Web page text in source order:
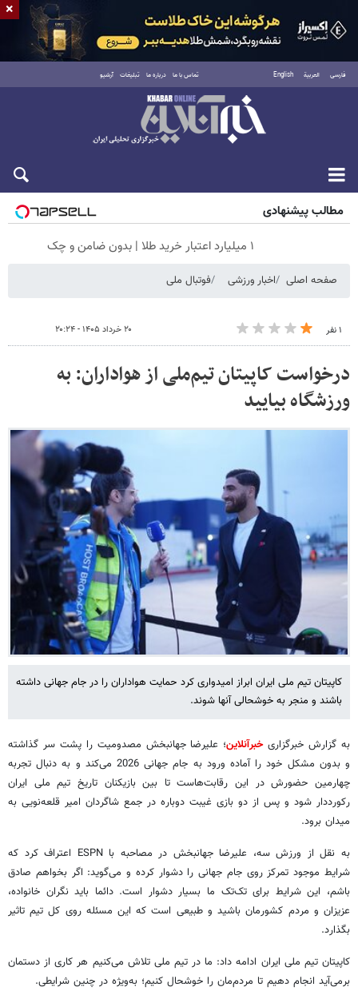
فارسی العربية English تماس با ما درباره ما تبلیغات آرشیو
شنبه ۱۷ مرداد ۱۴۰۵
مطالب پیشنهادی
۱ میلیارد اعتبار خرید طلا | بدون ضامن و چک
صفحه اصلی اخبار ورزشی فوتبال ملی
۱ نفر ۲۰ خرداد ۱۴۰۵ - ۲۰:۲۴
درخواست کاپیتان تیم‌ملی از هواداران: به
ورزشگاه بیایید
کاپیتان تیم ملی ایران ابراز امیدواری کرد حمایت هواداران را در جام جهانی داشته
باشند و منجر به خوشحالی آنها شوند.
به گزارش خبرگزاریخبرآنلاین؛ علیرضا جهانبخش مصدومیت را پشت سر گذاشته
و بدون مشکل خود را آماده ورود به جام جهانی 2026 می‌کند و به دنبال تجربه
چهارمین حضورش در این رقابت‌هاست تا بین بازیکنان تاریخ تیم ملی ایران
رکورددار شود و پس از دو بازی غیبت دوباره در جمع شاگردان امیر قلعه‌نویی به
میدان برود.
به نقل از ورزش سه، علیرضا جهانبخش در مصاحبه با ESPN اعتراف کرد که
شرایط موجود تمرکز روی جام جهانی را دشوار کرده و می‌گوید: اگر بخواهم صادق
باشم، این شرایط برای تک‌تک ما بسیار دشوار است. دائما باید نگران خانواده،
عزیزان و مردم کشورمان باشید و طبیعی است که این مسئله روی کل تیم تاثیر
بگذارد.
کاپیتان تیم ملی ایران ادامه داد: ما در تیم ملی تلاش می‌کنیم هر کاری از دستمان
برمی‌آید انجام دهیم تا مردم‌مان را خوشحال کنیم؛ به‌ویژه در چنین شرایطی.
×